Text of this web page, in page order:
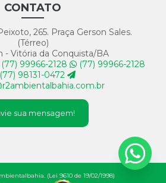
CONTATO
265. Praça Gerson Sales.
(Térreo)
- Vitória da Conquista/BA
(77) 99966-2128
(77) 99966-2128
(77) 98131-0472
sua mensagem!
(Lei 9610 de 19/02/1998)